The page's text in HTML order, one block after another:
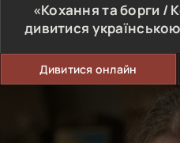
«Кохання та борги /
дивитися
Дивитися онлайн